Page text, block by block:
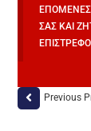
ΣΑΣ ΚΑΙ
Previous